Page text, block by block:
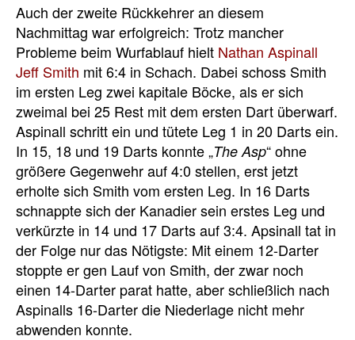
Auch der zweite Rückkehrer an diesem
Nachmittag war erfolgreich: Trotz mancher
Probleme beim Wurfablauf hielt Nathan Aspinall
Jeff Smith mit 6:4 in Schach. Dabei schoss Smith
im ersten Leg zwei kapitale Böcke, als er sich
zweimal bei 25 Rest mit dem ersten Dart überwarf.
Aspinall schritt ein und tütete Leg 1 in 20 Darts ein.
In 15, 18 und 19 Darts konnte „The Asp“ ohne
größere Gegenwehr auf 4:0 stellen, erst jetzt
erholte sich Smith vom ersten Leg. In 16 Darts
schnappte sich der Kanadier sein erstes Leg und
verkürzte in 14 und 17 Darts auf 3:4. Apsinall tat in
der Folge nur das Nötigste: Mit einem 12-Darter
stoppte er gen Lauf von Smith, der zwar noch
einen 14-Darter parat hatte, aber schließlich nach
Aspinalls 16-Darter die Niederlage nicht mehr
abwenden konnte.